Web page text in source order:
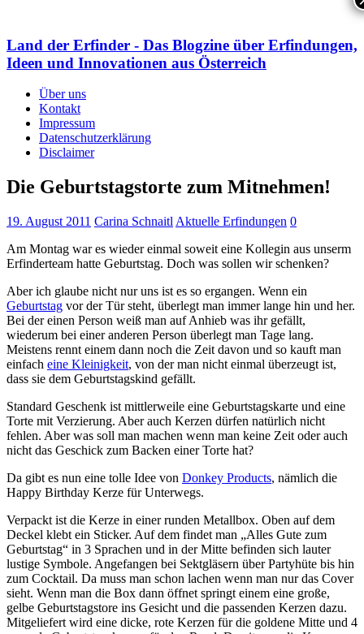
Land der Erfinder - Das Blogzine über Erfindungen,
Ideen und Innovationen aus Österreich
Über uns
Kontakt
Impressum
Datenschutzerklärung
Disclaimer
Die Geburtstagstorte zum Mitnehmen!
19. August 2011 Carina Schnaitl Aktuelle Erfindungen 0
Am Montag war es wieder einmal soweit eine Kollegin aus unserm
Erfinderteam hatte Geburtstag. Doch was sollen wir schenken?
Aber ich glaube nicht nur uns ist es so ergangen. Wenn ein
Geburtstag vor der Tür steht, überlegt man immer lange hin und her.
Bei der einen Person weiß man auf Anhieb was ihr gefällt,
wiederum bei einer anderen Person überlegt man Tage lang.
Meistens rennt einem dann noch die Zeit davon und so kauft man
einfach eine Kleinigkeit, von der man nicht einmal überzeugt ist,
dass sie dem Geburtstagskind gefällt.
Standard Geschenk ist mittlerweile eine Geburtstagskarte und eine
Torte mit Verzierung. Aber auch Kerzen dürfen natürlich nicht
fehlen. Aber was soll man machen wenn man keine Zeit oder auch
nicht das Geschick zum Backen einer Torte hat?
Da gibt es nun eine tolle Idee von Donkey Products, nämlich die
Happy Birthday Kerze für Unterwegs.
Verpackt ist die Kerze in einer runden Metallbox. Oben auf dem
Deckel klebt ein Sticker. Auf dem findet man „Alles Gute zum
Geburtstag“ in 3 Sprachen und in der Mitte befinden sich lauter
lustige Symbole. Angefangen bei Sektgläsern über Partyhüte bis hin
zum Cocktail. Da muss man schon lachen wenn man nur das Cover
sieht. Wenn man die Box dann öffnet springt einem eine große,
gelbe Geburtstagstore ins Gesicht und die passenden Kerzen dazu.
Mitgeliefert wird eine dicke, rote Kerzen für die goldene Mitte und 4